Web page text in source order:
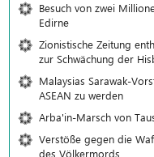
Besuch von zwei
Edirne
Zionistische Zeitung
zur Schwächung der
Malaysias Sarawak-
ASEAN zu werden
Arba'in-Marsch von
Verstöße gegen die
des Völkermords